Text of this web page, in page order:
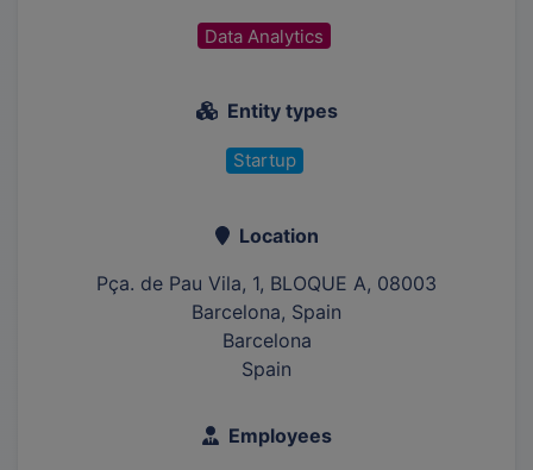
Data Analytics
Entity types
Startup
Location
Pça. de Pau Vila, 1, BLOQUE A, 08003
Barcelona, Spain
Barcelona
Spain
Employees